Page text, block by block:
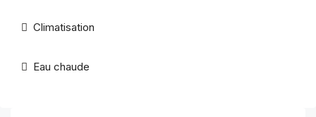
Climatisation
Eau chaude